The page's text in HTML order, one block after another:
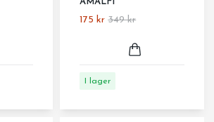
AMALFI
175 kr 349 kr
I lager